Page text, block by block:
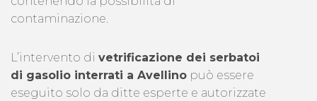
contaminazione.
L’intervento di vetrificazione dei serbatoi
di gasolio interrati a Avellino può essere
eseguito solo da ditte esperte e autorizzate